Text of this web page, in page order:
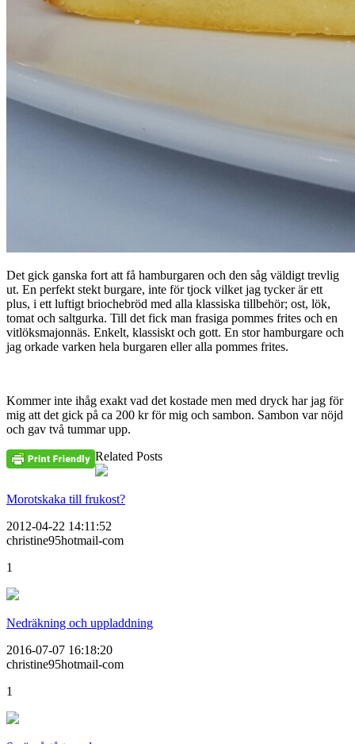
Det gick ganska fort att få hamburgaren och den såg väldigt trevlig
ut. En perfekt stekt burgare, inte för tjock vilket jag tycker är ett
plus, i ett luftigt briochebröd med alla klassiska tillbehör; ost, lök,
tomat och saltgurka. Till det fick man frasiga pommes frites och en
vitlöksmajonnäs. Enkelt, klassiskt och gott. En stor hamburgare och
jag orkade varken hela burgaren eller alla pommes frites.
Kommer inte ihåg exakt vad det kostade men med dryck har jag för
mig att det gick på ca 200 kr för mig och sambon. Sambon var nöjd
och gav två tummar upp.
Related Posts
Morotskaka till frukost?
2012-04-22 14:11:52
christine95hotmail-com
1
Nedräkning och uppladdning
2016-07-07 16:18:20
christine95hotmail-com
1